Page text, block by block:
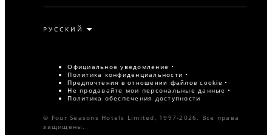
Официальное уведомление
Политика конфиденциальности
Предпочтения в отношении файлов cookie
Не продавайте мои персональные данные
Политика обеспечения доступности
© Four Seasons Hotels Limited, 1997-2026. Все права
защищены.